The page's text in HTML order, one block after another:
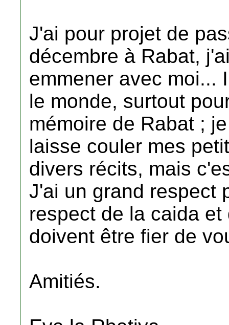
J'ai pour projet de
décembre à Rabat,
emmener avec moi...
le monde, surtout
mémoire de Rabat ;
laisse couler mes
divers récits, mais
J'ai un grand respect
respect de la caida
doivent être fier de
Amitiés.